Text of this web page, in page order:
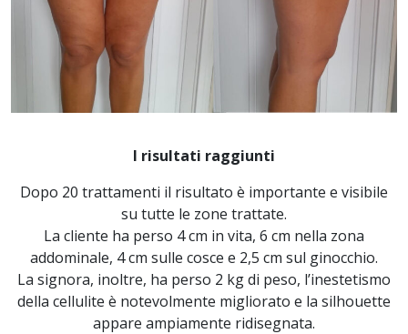
I risultati raggiunti
Dopo 20 trattamenti il risultato è importante e visibile
su tutte le zone trattate.
La cliente ha perso 4 cm in vita, 6 cm nella zona
addominale, 4 cm sulle cosce e 2,5 cm sul ginocchio.
La signora, inoltre, ha perso 2 kg di peso, l’inestetismo
della cellulite è notevolmente migliorato e la silhouette
appare ampiamente ridisegnata.